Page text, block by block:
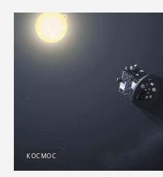
КОСМОС